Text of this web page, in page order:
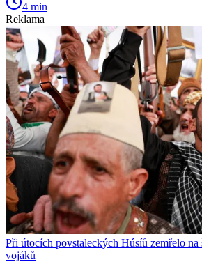
4 min
Reklama
Při útocích povstaleckých Húsíů zemřelo na
vojáků